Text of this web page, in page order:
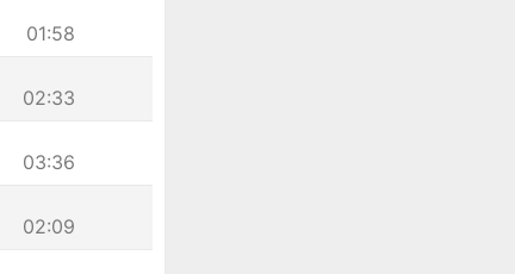
01:58
02:33
03:36
02:09